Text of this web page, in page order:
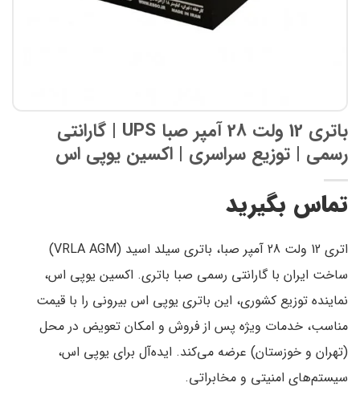
باتری 12 ولت 28 آمپر صبا UPS | گارانتی
رسمی | توزیع سراسری | اکسین یوپی اس
تماس بگیرید
اتری 12 ولت 28 آمپر صبا
، باتری سیلد اسید (VRLA AGM)
ساخت ایران باگارانتی رسمی صبا باتری. اکسین یوپی اس،
نماینده توزیع کشوری، این باتری یوپی اس بیرونی را با قیمت
مناسب، خدمات ویژه پس از فروش و امکان تعویض در محل
(تهران و خوزستان) عرضه می‌کند. ایده‌آل برای یوپی اس،
سیستم‌های امنیتی و مخابراتی.